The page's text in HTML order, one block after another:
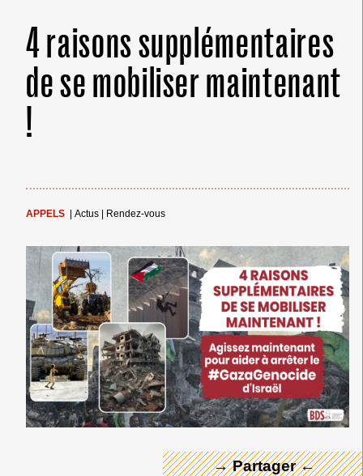
4 raisons supplémentaires
de se mobiliser maintenant
!
APPELS Actus Rendez-vous
→ Partager ←
← Merci ! →